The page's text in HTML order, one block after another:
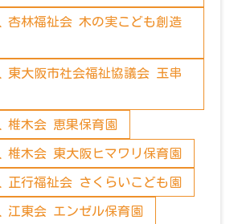
杏林福祉会 木の実こども創造
東大阪市社会福祉協議会 玉串
椎木会 恵果保育園
椎木会 東大阪ヒマワリ保育園
正行福祉会 さくらいこども園
江東会 エンゼル保育園